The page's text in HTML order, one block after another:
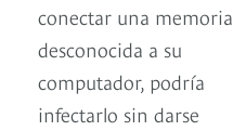
conectar una memoria
desconocida a su
computador, podría
infectarlo sin darse